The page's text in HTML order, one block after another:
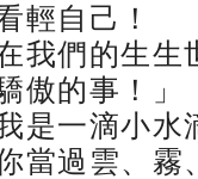
輕自己！
我們的生生
傲的事！」
是一滴小水
當過雲、霧